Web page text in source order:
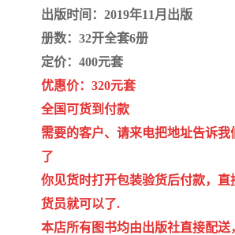
出版时间：2019年11月出版
册数：32开全套6册
定价：400元套
优惠价：320元套
全国可货到付款
需要的客户、请来电把地址告诉我
了
你见货时打开包装验货后付款，直
货员就可以了.
本店所有图书均由出版社直接配送